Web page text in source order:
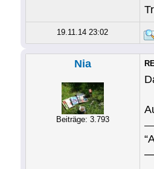
19.11.14 23:02
Nia
Beiträge: 3.793
―